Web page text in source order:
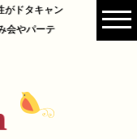
がドタキャン
会やパーテ